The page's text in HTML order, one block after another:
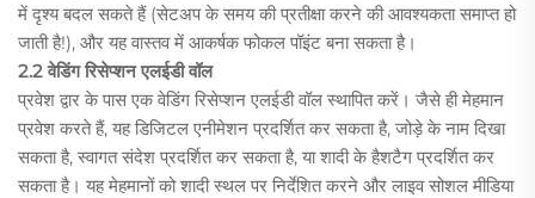
में दृश्य बदल सकते हैं (सेटअप के समय की प्रतीक्षा करने की आवश्यकता समाप्त हो
जाती है!), और यह वास्तव में आकर्षक फोकल पॉइंट बना सकता है।
2.2 वेडिंग रिसेप्शन एलईडी वॉल
प्रवेश द्वार के पास एक वेडिंग रिसेप्शन एलईडी वॉल स्थापित करें। जैसे ही मेहमान
प्रवेश करते हैं, यह डिजिटल एनीमेशन प्रदर्शित कर सकता है, जोड़े के नाम दिखा
सकता है, स्वागत संदेश प्रदर्शित कर सकता है, या शादी के हैशटैग प्रदर्शित कर
सकता है। यह मेहमानों को शादी स्थल पर निर्देशित करने और लाइव सोशल मीडिया